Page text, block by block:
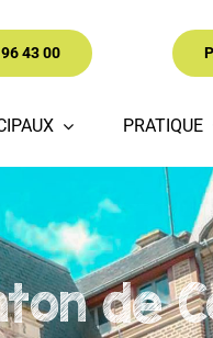
43 00
PRATIQUE
de